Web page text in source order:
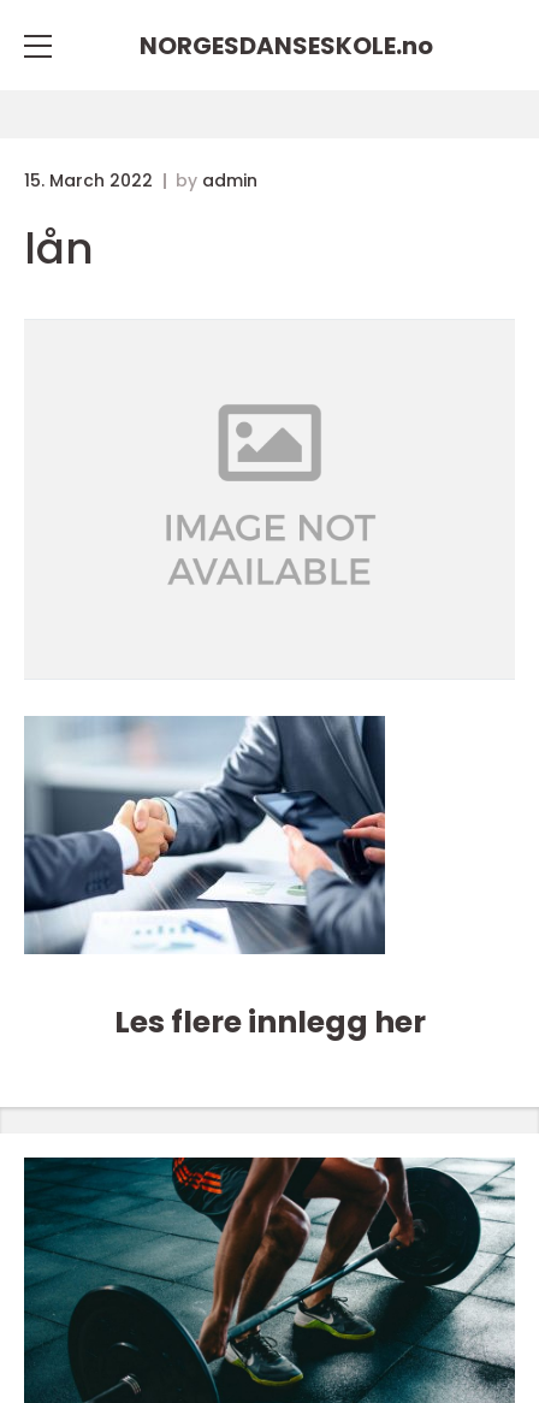
NORGESDANSESKOLE.no
15. March 2022 by admin
lån
Les flere innlegg her